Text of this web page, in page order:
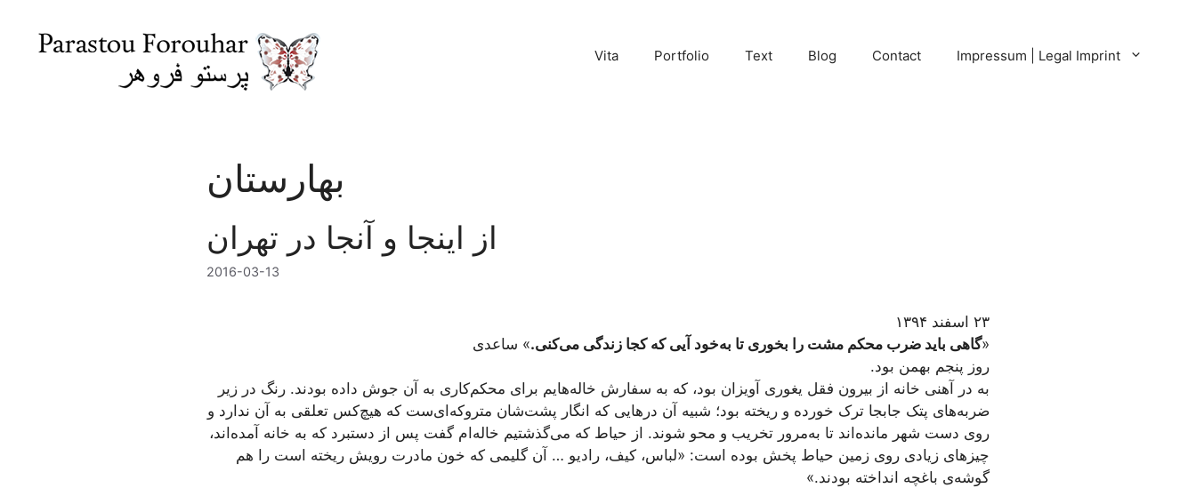
Vita Portfolio Text Blog Contact Impressum | Legal Imprint
بهارستان
از اینجا و آنجا در تهران
2016-03-13
۲۳ اسفند ۱۳۹۴
«گاهی باید ضرب محکم مشت را بخوری تا به‌خود آیی که کجا زندگی می‌کنی.» ساعدی
روز پنجم بهمن بود.
به در آهنی خانه از بیرون فقل یغوری آویزان بود، که به سفارش خاله‌هایم برای محکم‌کاری به آن جوش داده بودند. رنگ در زیر
ضربه‌های پتک جابجا ترک خورده و ریخته بود؛ شبیه آن درهایی که انگار پشت‌شان متروکه‌ای‌ست که هیچ‌کس تعلقی به آن ندارد و
روی دست شهر مانده‌اند تا به‌مرور تخریب و محو شوند. از حیاط که می‌گذشتیم خاله‌ام گفت پس از دستبرد که به خانه آمده‌اند،
چیزهای زیادی روی زمین حیاط پخش بوده است:‌ «لباس، کیف، رادیو … آن گلیمی که خون مادرت رویش ریخته است را هم
گوشه‌ی باغچه انداخته بودند.»